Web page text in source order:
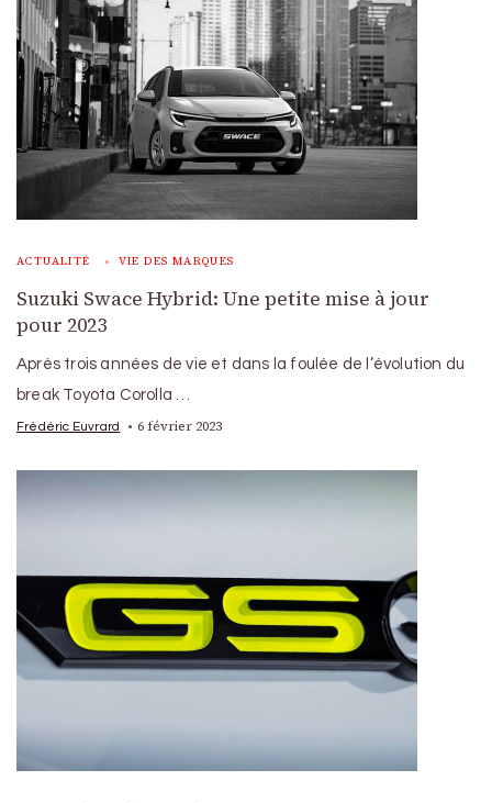
ACTUALITÉ VIE DES MARQUES
Suzuki Swace Hybrid: Une petite mise à jour
pour 2023
Après trois années de vie et dans la foulée de l’évolution du
break Toyota Corolla …
Frédéric Euvrard 6 février 2023